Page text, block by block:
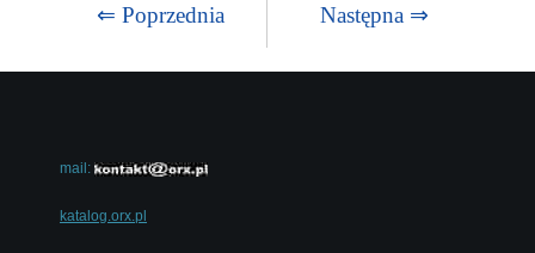
⇐ Poprzednia Następna ⇒
mail:
katalog.orx.pl